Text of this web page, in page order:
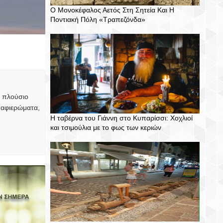
ERIM
N
T
πλούσιο
Ο Μονοκέφαλος Αετός Στη Σητεία Και Η
Ποντιακή Πόλη «Τραπεζόνδα»
Η ταβέρνα του Γιάννη στο Κυπαρίσσι: Χοχλιοί
και τσιμούλια με το φως των κεριών